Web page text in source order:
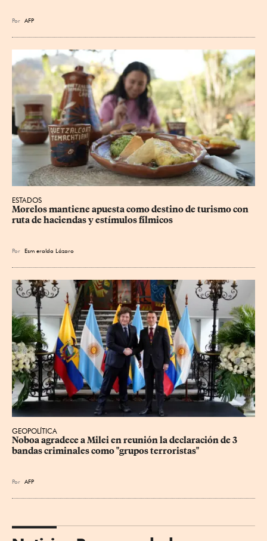
Por AFP
ESTADOS
Morelos mantiene apuesta como destino de turismo con
ruta de haciendas y estímulos fílmicos
Por Esm eralda Lázaro
GEOPOLÍTICA
Noboa agradece a Milei en reunión la declaración de 3
bandas criminales como "grupos terroristas"
Por AFP